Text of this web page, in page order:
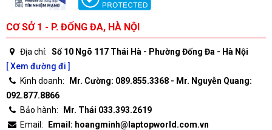
CƠ SỞ 1 - P. ĐỐNG ĐA, HÀ NỘI
Địa chỉ: Số 10 Ngõ 117 Thái Hà - Phường Đống Đa - Hà Nội
[ Xem đường đi ]
Kinh doanh:
Mr. Cường: 089.855.3368 - Mr. Nguyễn Quang:
092.877.8866
Bảo hành:
Mr. Thái 033.393.2619
Email:
Email: hoangminh@laptopworld.com.vn